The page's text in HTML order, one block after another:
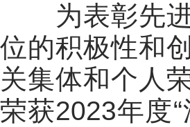
为表彰先
位的积极性和
关集体和个人
荣获2023年度